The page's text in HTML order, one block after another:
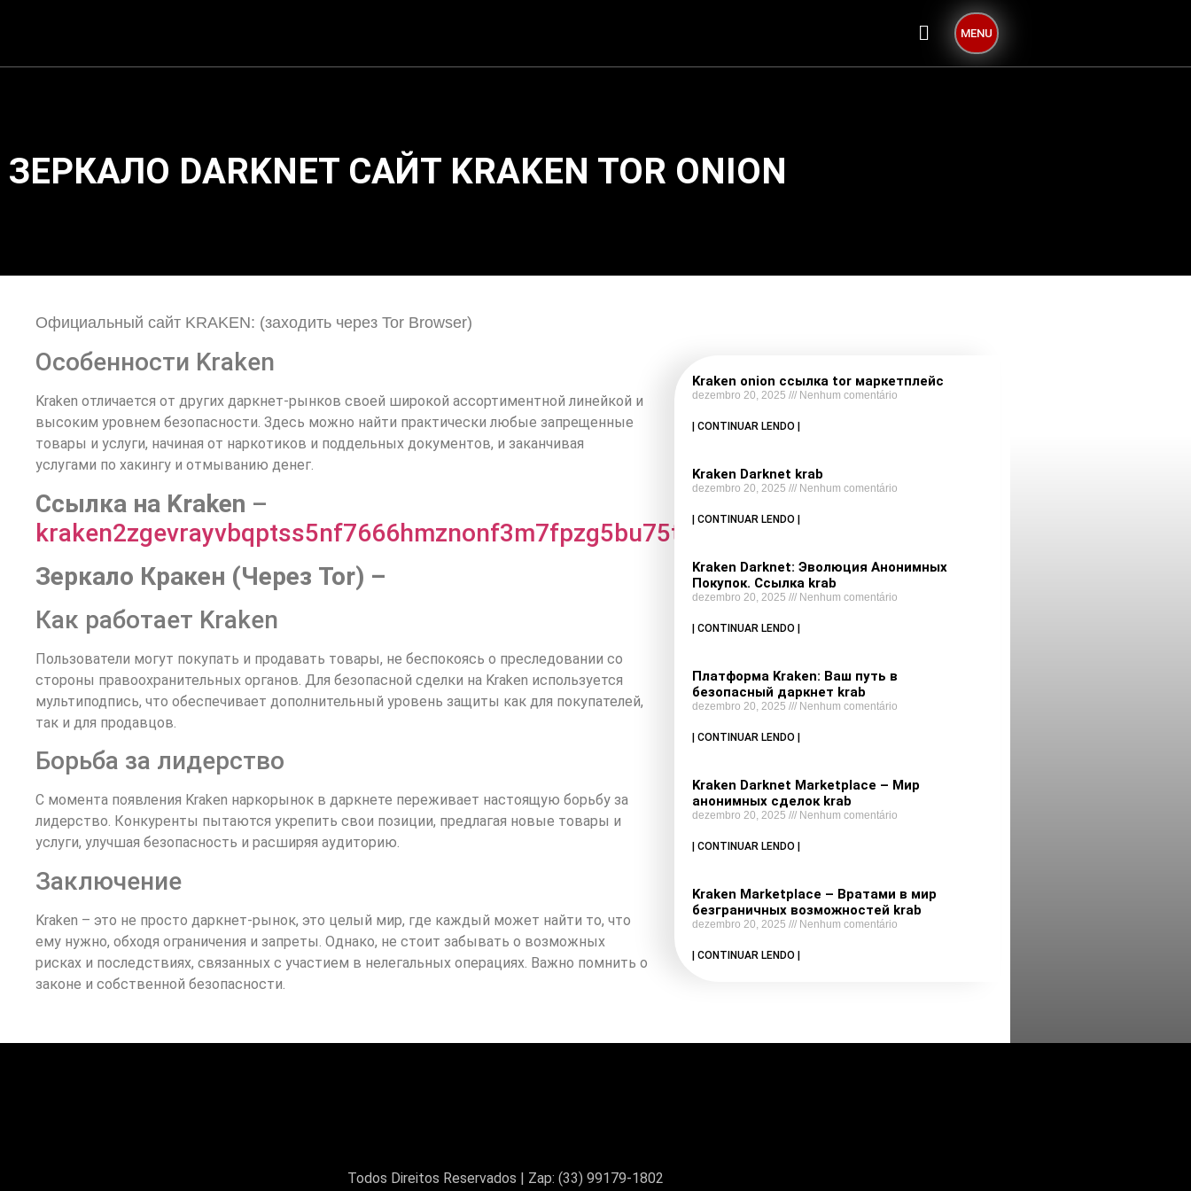
MENU
ЗЕРКАЛО DARKNET САЙТ KRAKEN TOR ONION
Официальный сайт KRAKEN: (заходить через Tor Browser)
Особенности Kraken
Kraken отличается от других даркнет-рынков своей широкой ассортиментной линейкой и
высоким уровнем безопасности. Здесь можно найти практически любые запрещенные
товары и услуги, начиная от наркотиков и поддельных документов, и заканчивая
услугами по хакингу и отмыванию денег.
Cсылка на Kraken –
kraken2zgevrayvbqptss5nf7666hmznonf3m7fpzg5bu75txmbxfcqd.onion
Зеркало Кракен (Через Tor) –
Как работает Kraken
Пользователи могут покупать и продавать товары, не беспокоясь о преследовании со
стороны правоохранительных органов. Для безопасной сделки на Kraken используется
мультиподпись, что обеспечивает дополнительный уровень защиты как для покупателей,
так и для продавцов.
Борьба за лидерство
С момента появления Kraken наркорынок в даркнете переживает настоящую борьбу за
лидерство. Конкуренты пытаются укрепить свои позиции, предлагая новые товары и
услуги, улучшая безопасность и расширяя аудиторию.
Заключение
Kraken – это не просто даркнет-рынок, это целый мир, где каждый может найти то, что
ему нужно, обходя ограничения и запреты. Однако, не стоит забывать о возможных
рисках и последствиях, связанных с участием в нелегальных операциях. Важно помнить о
законе и собственной безопасности.
Kraken onion ссылка tor маркетплейс
dezembro 20, 2025 Nenhum comentário
| CONTINUAR LENDO |
Kraken Darknet krab
dezembro 20, 2025 Nenhum comentário
| CONTINUAR LENDO |
Kraken Darknet: Эволюция Анонимных
Покупок. Ссылка krab
dezembro 20, 2025 Nenhum comentário
| CONTINUAR LENDO |
Платформа Kraken: Ваш путь в
безопасный даркнет krab
dezembro 20, 2025 Nenhum comentário
| CONTINUAR LENDO |
Kraken Darknet Marketplace – Мир
анонимных сделок krab
dezembro 20, 2025 Nenhum comentário
| CONTINUAR LENDO |
Kraken Marketplace – Вратами в мир
безграничных возможностей krab
dezembro 20, 2025 Nenhum comentário
| CONTINUAR LENDO |
Todos Direitos Reservados | Zap: (33) 99179-1802